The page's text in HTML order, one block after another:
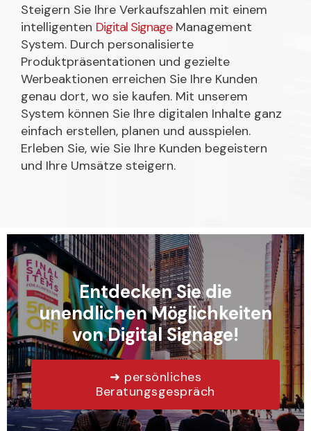
Steigern Sie Ihre Verkaufszahlen mit einem
intelligenten Digital SignageManagement
System. Durch personalisierte
Produktpräsentationen und gezielte
Werbeaktionen erreichen Sie Ihre Kunden
genau dort, wo sie kaufen. Mit unserem
System können Sie Ihre digitalen Inhalte ganz
einfach erstellen, planen und ausspielen.
Erleben Sie, wie Sie Ihre Kunden begeistern
und Ihre Umsätze steigern.
Entdecken Sie die
unendlichen Möglichkeiten
von Digital Signage!
➜ persönliches
Beratungsgespräch